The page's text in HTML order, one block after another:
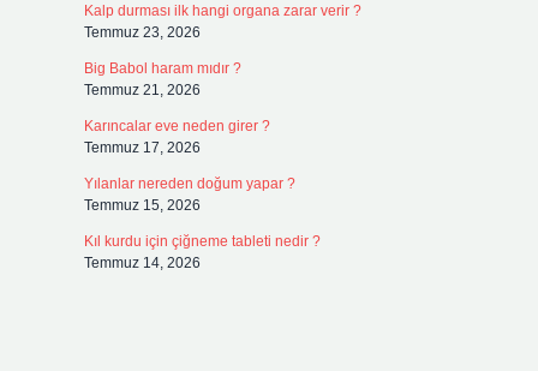
Kalp durması ilk hangi organa zarar verir ?
Temmuz 23, 2026
Big Babol haram mıdır ?
Temmuz 21, 2026
Karıncalar eve neden girer ?
Temmuz 17, 2026
Yılanlar nereden doğum yapar ?
Temmuz 15, 2026
Kıl kurdu için çiğneme tableti nedir ?
Temmuz 14, 2026